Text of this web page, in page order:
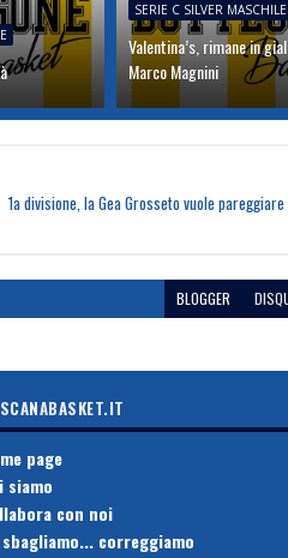
SERIE C SILVER MASCHILE
Valentina’s, rimane in
Marco Magnini
1a divisione, la Gea Grosseto vuole
BLOGGER
page
siamo
con noi
sbagliamo... correggiamo